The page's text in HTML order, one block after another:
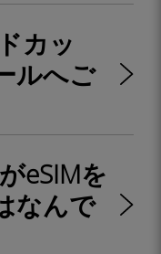
カッ
ルへご
eSIMを
なんで